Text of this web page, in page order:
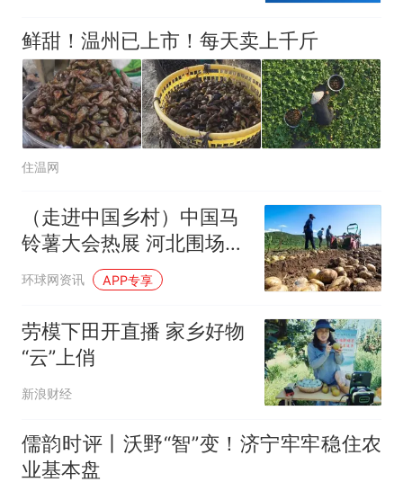
鲜甜！温州已上市！每天卖上千斤
住温网
（走进中国乡村）中国马
铃薯大会热展 河北围场小
土豆撬动超35亿大产业
环球网资讯 APP专享
劳模下田开直播 家乡好物
“云”上俏
新浪财经
儒韵时评丨沃野“智”变！济宁牢牢稳住农
业基本盘